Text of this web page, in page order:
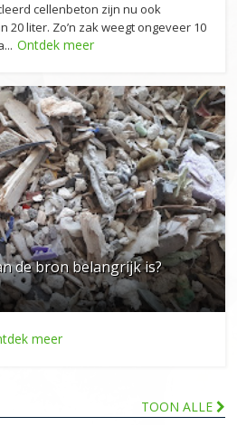
cellenbeton zijn nu ook
20 liter. Zo’n zak weegt ongeveer 10
Ontdek meer
de bron belangrijk is?
meer
TOON ALLE